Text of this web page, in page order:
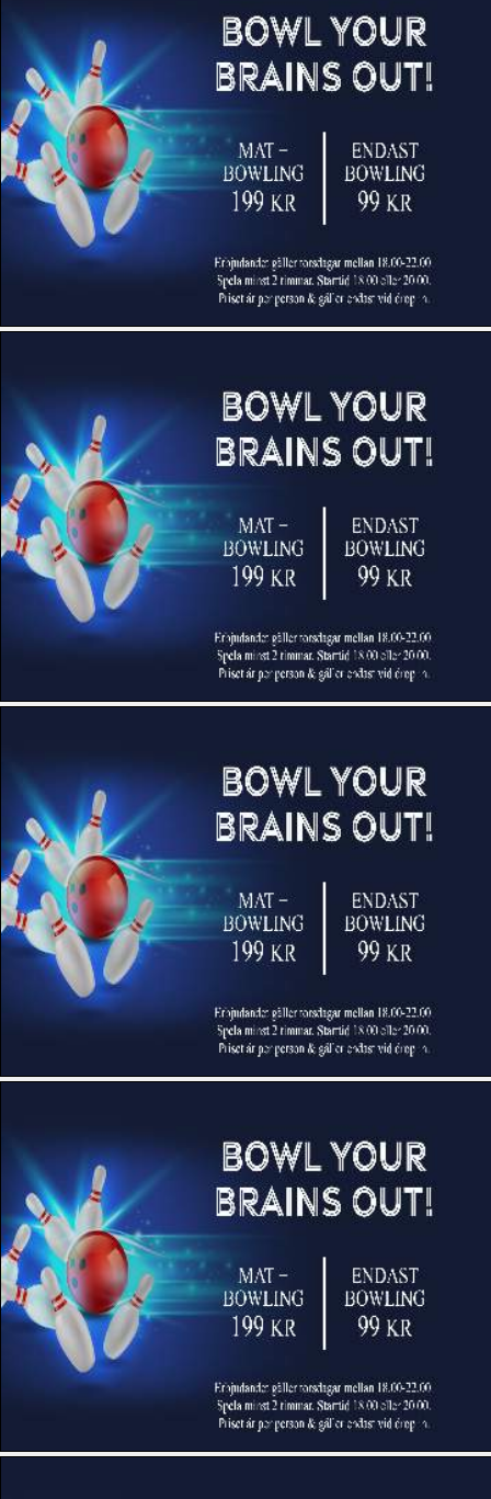
Varbergs Bowlinghall
Veitvet Bowling Senter AS
Vilbergen Bowling (Norrköping)
Vimmerby Bowling
Vänersborgs Bowlinghall
Stäng